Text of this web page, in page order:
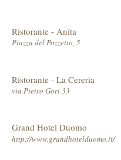
Ristorante - Anita
Piazza del Pozzetto, 5
Ristorante - La Cereria
via Pietro Gori 33
Grand Hotel Duomo
http://www.grandhotelduomo.it/